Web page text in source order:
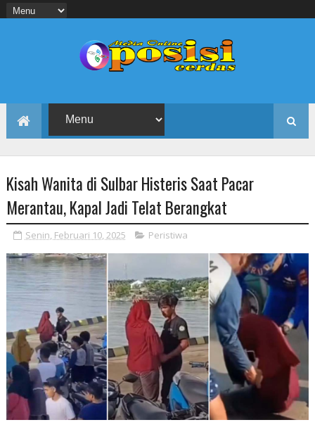
Kisah Wanita di Sulbar Histeris Saat Pacar
Merantau, Kapal Jadi Telat Berangkat
Senin, Februari 10, 2025 Peristiwa